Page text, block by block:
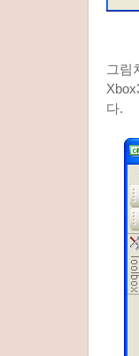
그림
다.